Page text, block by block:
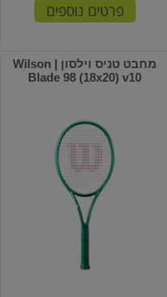
פרטים נוספים
מחבט טניס וילסון | Wilson
Blade 98 (18x20) v10